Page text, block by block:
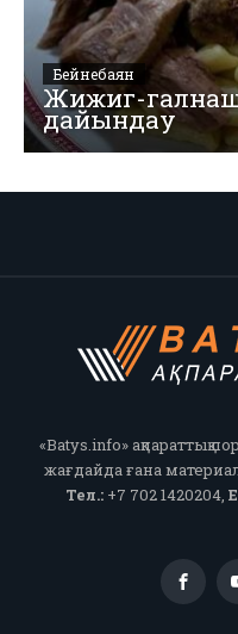
Бейнебаян
Жижиг-
дайындау
«Batys.info» ақпараттық
жағдайда ғана
Тел.:+7 702 1420204,